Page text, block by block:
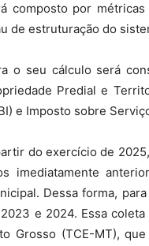
composto por
de estruturação do
o seu cálculo será
Predial e
e Imposto sobre
do exercício de
imediatamente
Dessa forma,
e 2024. Essa
Grosso (TCE-MT),